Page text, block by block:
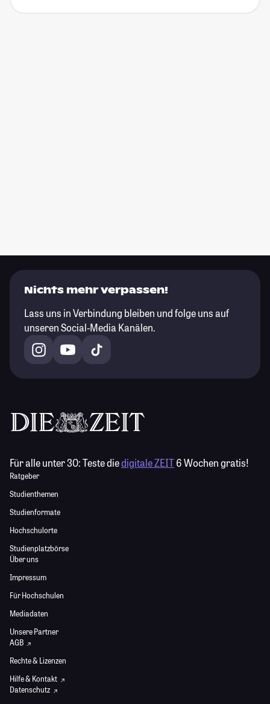
Nichts mehr verpassen!
Lass uns in Verbindung bleiben und folge uns auf
unseren Social-Media Kanälen.
Für alle unter 30:Teste diedigitale ZEIT6 Wochen gratis!
Ratgeber
Studienthemen
Studienformate
Hochschulorte
Studienplatzbörse
Über uns
Impressum
Für Hochschulen
Mediadaten
Unsere Partner
AGB
Rechte & Lizenzen
Hilfe & Kontakt
Datenschutz